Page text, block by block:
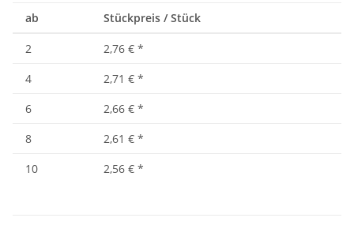
ab Stückpreis / Stück
2 2,76 € *
4
2,71 € *
6
2,66 € *
8
2,61 € *
10
2,56 € *